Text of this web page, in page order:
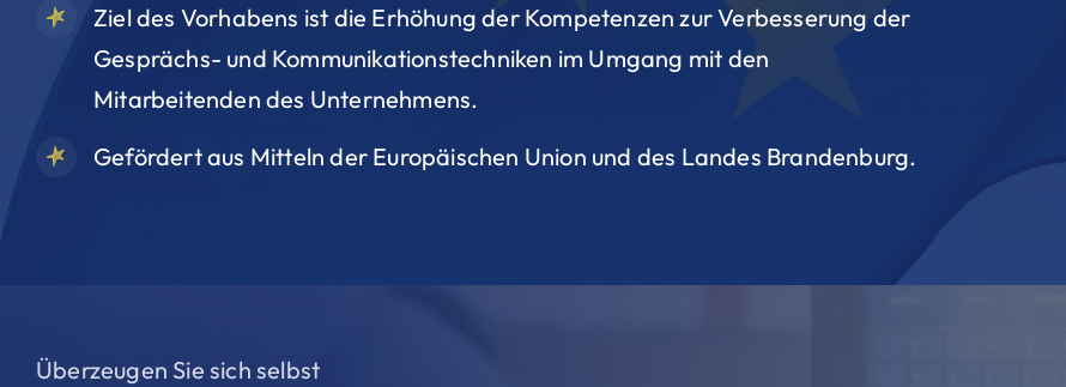
Ziel des Vorhabens ist die Erhöhung der Kompetenzen zur Verbesserung der
Gesprächs- und Kommunikationstechniken im Umgang mit den
Mitarbeitenden des Unternehmens.
Gefördert aus Mitteln der Europäischen Union und des Landes Brandenburg.
Überzeugen Sie sich selbst